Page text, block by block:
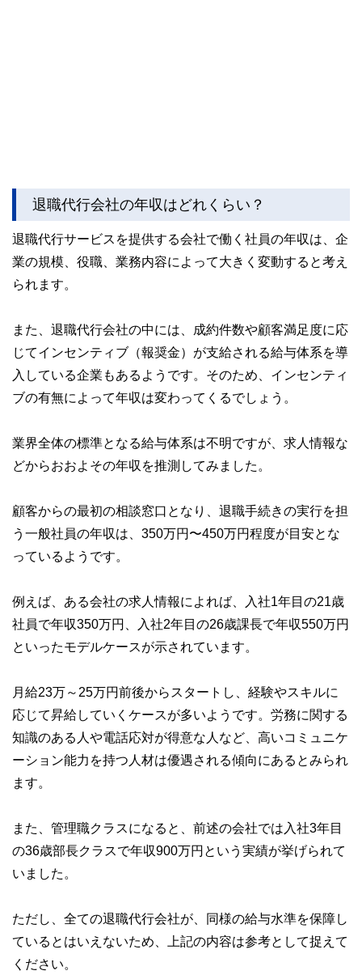
退職代行会社の年収はどれくらい？
退職代行サービスを提供する会社で働く社員の年収は、企
業の規模、役職、業務内容によって大きく変動すると考え
られます。
また、退職代行会社の中には、成約件数や顧客満足度に応
じてインセンティブ（報奨金）が支給される給与体系を導
入している企業もあるようです。そのため、インセンティ
ブの有無によって年収は変わってくるでしょう。
業界全体の標準となる給与体系は不明ですが、求人情報な
どからおおよその年収を推測してみました。
顧客からの最初の相談窓口となり、退職手続きの実行を担
う一般社員の年収は、350万円〜450万円程度が目安とな
っているようです。
例えば、ある会社の求人情報によれば、入社1年目の21歳
社員で年収350万円、入社2年目の26歳課長で年収550万円
といったモデルケースが示されています。
月給23万～25万円前後からスタートし、経験やスキルに
応じて昇給していくケースが多いようです。労務に関する
知識のある人や電話応対が得意な人など、高いコミュニケ
ーション能力を持つ人材は優遇される傾向にあるとみられ
ます。
また、管理職クラスになると、前述の会社では入社3年目
の36歳部長クラスで年収900万円という実績が挙げられて
いました。
ただし、全ての退職代行会社が、同様の給与水準を保障し
ているとはいえないため、上記の内容は参考として捉えて
ください。